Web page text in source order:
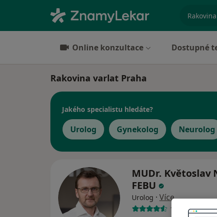
Online konzultace Dostupné
Rakovina varlat Praha
Jakého specialistu hledáte?
Urolog Gynekolog Neurolog
MUDr. Květoslav
FEBU
Urolog · Více
10 názorů